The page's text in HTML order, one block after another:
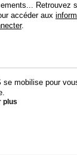
Retrouvez
accéder aux
.
se mobilise pour
plus